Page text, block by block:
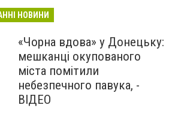
НОВИНИ
«Чорна вдова» у Донецьку:
мешканці окупованого
міста помітили
небезпечного павука, -
ВІДЕО